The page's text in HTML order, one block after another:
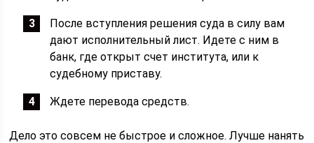
После вступления решения суда в силу вам
дают исполнительный лист. Идете с ним в
банк, где открыт счет института, или к
судебному приставу.
Ждете перевода средств.
Дело это совсем не быстрое и сложное. Лучше нанять